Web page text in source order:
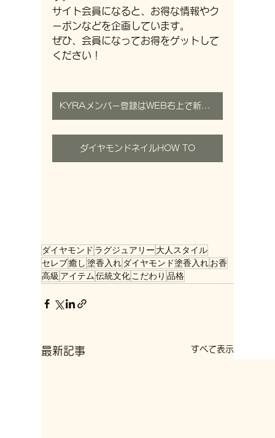
サイト会員になると、お得な情報やク
ーポンなどを企画しています。
ぜひ、会員になってお得をゲットして
ください！
ダイヤモンドネイルHOW TO
ダイヤモンド ラグジュアリー 大人スタイル
セレブ癒し 塗香入れ ダイヤモンド塗香入れお香
高級 アイテム伝統文化こだわり 品格
最新記事 すべて表示